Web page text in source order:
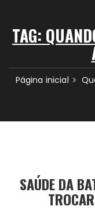
TAG:
Página inicial
SAÚDE DA